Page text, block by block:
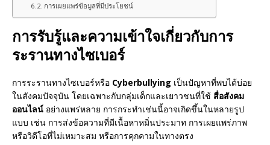
การเผยแพร่ข้อมูลที่มีประโยชน์
การรับรู้และความเข้าใจเกี่ยวกับการ
ระรานทางไซเบอร์
การระรานทางไซเบอร์หรือ Cyberbullying เป็นปัญหาที่พบได้บ่อย
ในสังคมปัจจุบัน โดยเฉพาะกับกลุ่มเด็กและเยาวชนที่ใช้ สื่อสังคม
ออนไลน์ อย่างแพร่หลาย การกระทำเช่นนี้อาจเกิดขึ้นในหลายรูป
แบบ เช่น การส่งข้อความที่มีเนื้อหาหมิ่นประมาท การเผยแพร่ภาพ
หรือวิดีโอที่ไม่เหมาะสม หรือการคุกคามในทางตรง